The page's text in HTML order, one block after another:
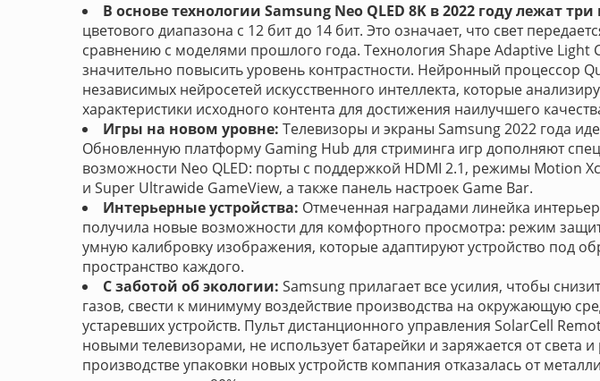
В основе технологии Samsung Neo QLED 8K в 2022 году лежат
цветового диапазона c 12 бит до 14 бит. Это означает, что свет
сравнению с моделями прошлого года. Технология Shape Adaptive Light
значительно повысить уровень контрастности. Нейронный процессор
независимых нейросетей искусственного интеллекта, которые
характеристики исходного контента для достижения наилучшего
Игры на новом уровне: Телевизоры и экраны Samsung 2022 года
Обновленную платформу Gaming Hub для стриминга игр дополняют
возможности Neo QLED: порты с поддержкой HDMI 2.1, режимы Motion
и Super Ultrawide GameView, а также панель настроек Game Bar.
Интерьерные устройства: Отмеченная наградами линейка
получила новые возможности для комфортного просмотра: режим
умную калибровку изображения, которые адаптируют устройство под
пространство каждого.
С заботой об экологии: Samsung прилагает все усилия, чтобы
газов, свести к минимуму воздействие производства на окружающую
устаревших устройств. Пульт дистанционного управления SolarCell
новыми телевизорами, не использует батарейки и заряжается от света
производстве упаковки новых устройств компания отказалась от